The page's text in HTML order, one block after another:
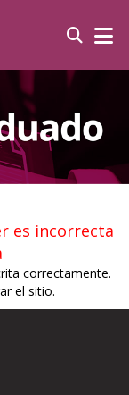
es incorrecta
correctamente.
el sitio.